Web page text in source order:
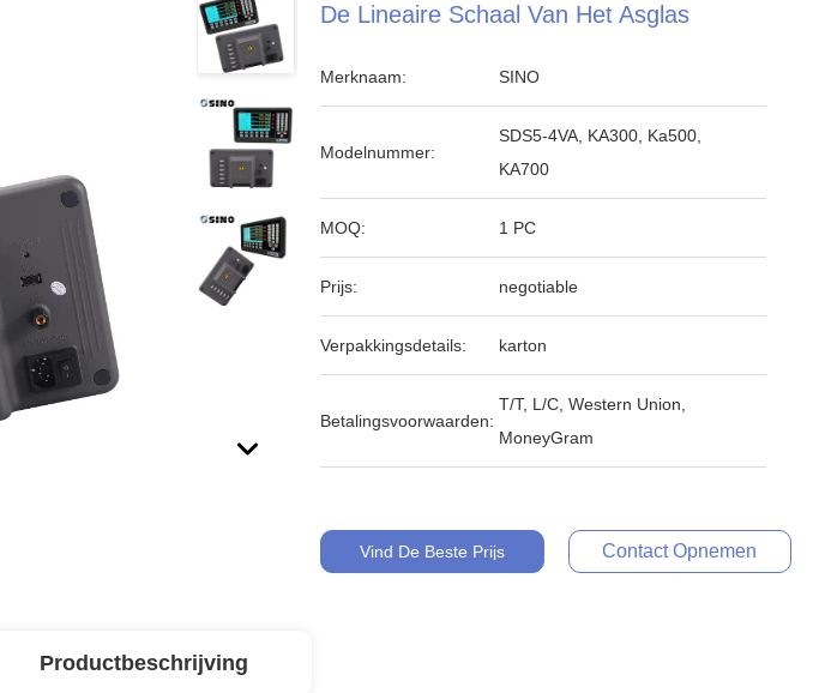
De Lineaire Schaal Van Het Asglas
Merknaam: SINO
Modelnummer:
SDS5-4VA, KA300, Ka500,
KA700
MOQ: 1 PC
Prijs: negotiable
Verpakkingsdetails: karton
Betalingsvoorwaarden:
T/T, L/C, Western Union,
MoneyGram
Vind De Beste Prijs Contact Opnemen
Productbeschrijving